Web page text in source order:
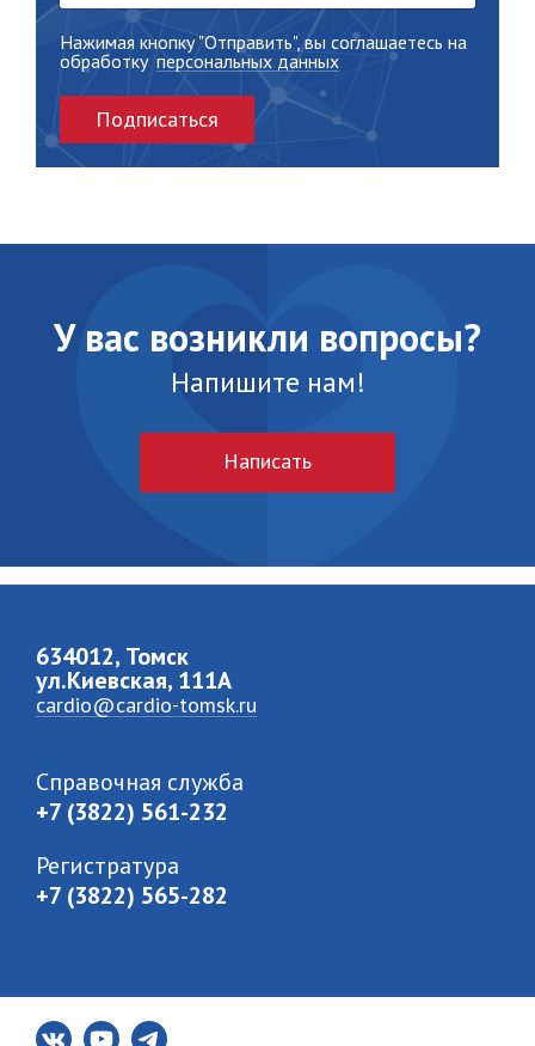
Нажимая кнопку "Отправить", вы соглашаетесь на
обработку персональных данных
Подписаться
У вас возникли вопросы?
Напишите нам!
Написать
634012, Томск
ул.Киевская, 111A
cardio@cardio-tomsk.ru
Справочная служба
+7 (3822) 561-232
Регистратура
+7 (3822) 565-282